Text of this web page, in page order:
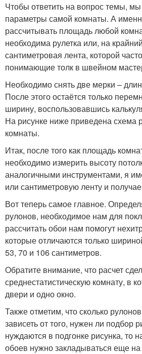
Чтобы ответить на вопрос темы,
параметры самой комнаты. А
рассчитывать площадь любой
необходима рулетка или, на
сантиметровая лента, которой
понимающие толк в швейном
Необходимо снять две мерки –
После этого остаётся только
ширину, воспользовавшись
На рисунке ниже приведена схема
комнаты.
Итак, после того как площадь
необходимо измерить высоту
аналогичными инструментами, я
или сантиметровую ленту и
Вот теперь самое главное.
рулонов, необходимое нам для
рассчитать обои нам помогут
которые отличаются только
53, 70 и 106 сантиметров.
Обратите внимание, что расчет
среднестатистическую комнату, в
двери и одно окно.
Также отметим, что сколько
зависеть от того, нужен ли подбор
нуждаются в подгонке рисунка, то
обоев нужно закладываться еще